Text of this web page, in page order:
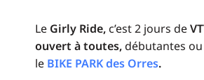
Le Girly Ride, c’est 2 jours de
ouvert à toutes,débutantes
le BIKE PARK des Orres.